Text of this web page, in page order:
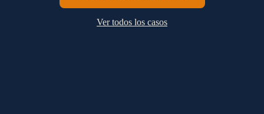
Ver todos los casos